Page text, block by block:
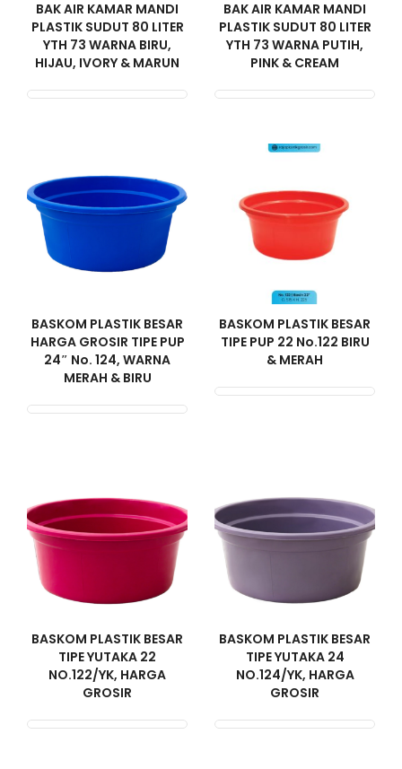
BAK AIR KAMAR MANDI
PLASTIK SUDUT 80 LITER
YTH 73 WARNA BIRU,
HIJAU, IVORY & MARUN
BAK AIR KAMAR MANDI
PLASTIK SUDUT 80 LITER
YTH 73 WARNA PUTIH,
PINK & CREAM
BASKOM PLASTIK BESAR
HARGA GROSIR TIPE PUP
24″ No. 124, WARNA
MERAH & BIRU
BASKOM PLASTIK BESAR
TIPE PUP 22 No.122 BIRU
& MERAH
BASKOM PLASTIK BESAR
TIPE YUTAKA 22
NO.122/YK, HARGA
GROSIR
BASKOM PLASTIK BESAR
TIPE YUTAKA 24
NO.124/YK, HARGA
GROSIR